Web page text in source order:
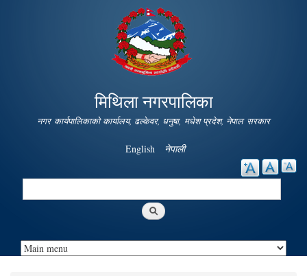
Skip to
main
content
मिथिला नगरपालिका
नगर कार्यपालिकाको कार्यालय, ढल्केवर, धनुषा, मधेश प्रदेश, नेपाल सरकार
English नेपाली
Search